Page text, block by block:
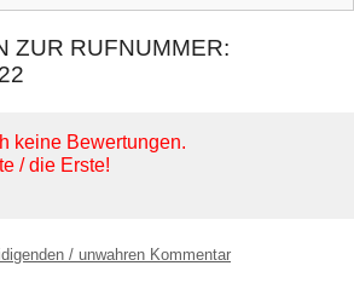
ZUR RUFNUMMER:
keine Bewertungen.
/ die Erste!
/ unwahren Kommentar